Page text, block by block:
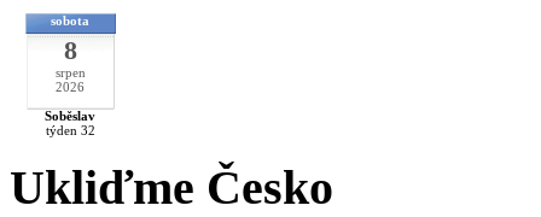
sobota
8
srpen
2026
Soběslav
týden 32
Ukliďme Česko